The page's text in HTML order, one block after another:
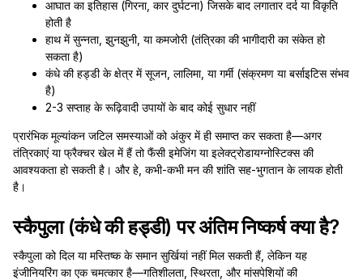
आघात का इतिहास (गिरना, कार दुर्घटना) जिसके बाद लगातार दर्द या विकृति
होती है
हाथ में सुन्नता, झुनझुनी, या कमजोरी (तंत्रिका की भागीदारी का संकेत हो
सकता है)
कंधे की हड्डी के क्षेत्र में सूजन, लालिमा, या गर्मी (संक्रमण या बर्साइटिस संभव
है)
2-3 सप्ताह के रूढ़िवादी उपायों के बाद कोई सुधार नहीं
प्रारंभिक मूल्यांकन जटिल समस्याओं को अंकुर में ही समाप्त कर सकता है—अगर
तंत्रिकाएं या फ्रैक्चर खेल में हैं तो फैंसी इमेजिंग या इलेक्ट्रोडायग्नोस्टिक्स की
आवश्यकता हो सकती है। और हे, कभी-कभी मन की शांति सह-भुगतान के लायक होती
है।
स्कैपुला (कंधे की हड्डी) पर अंतिम निष्कर्ष क्या है?
स्कैपुला को दिल या मस्तिष्क के समान सुर्खियां नहीं मिल सकती हैं, लेकिन यह
इंजीनियरिंग का एक चमत्कार है—गतिशीलता, स्थिरता, और मांसपेशियों की